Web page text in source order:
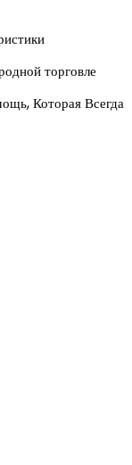
торговле
Которая Всегда